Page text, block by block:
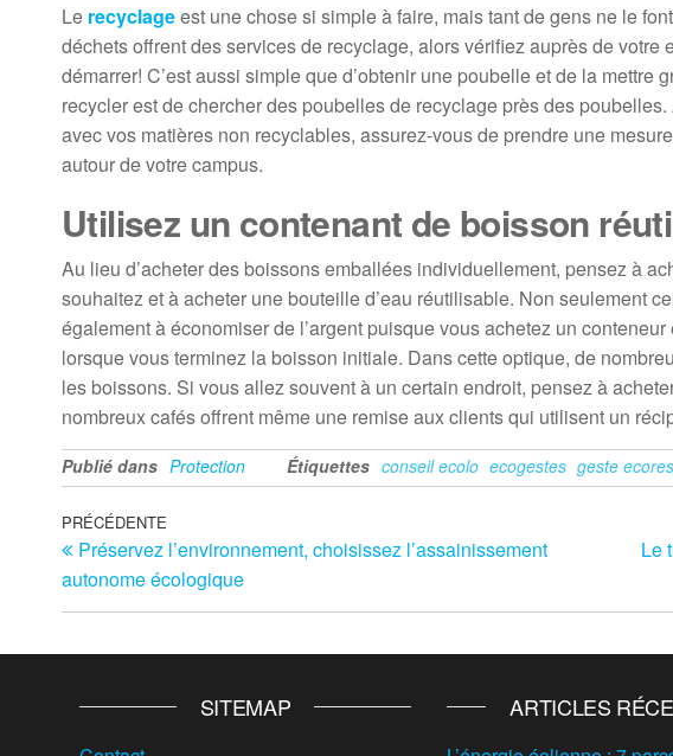
Le recyclageest une chose si simple à faire, mais tant de gens ne le
déchets offrent des services de recyclage, alors vérifiez auprès de
démarrer! C’est aussi simple que d’obtenir une poubelle et de la
recycler est de chercher des poubelles de recyclage près des
avec vos matières non recyclables, assurez-vous de prendre une
autour de votre campus.
Utilisez un contenant de boisson
Au lieu d’acheter des boissons emballées individuellement, pensez à
souhaitez et à acheter une bouteille d’eau réutilisable. Non seulement
également à économiser de l’argent puisque vous achetez un
lorsque vous terminez la boisson initiale. Dans cette optique, de
les boissons. Si vous allez souvent à un certain endroit, pensez à
nombreux cafés offrent même une remise aux clients qui utilisent un
Publié dans Protection Étiquettes conseil ecolo ecogestes geste
Navigation
de
l’article
Article
précédent
PRÉCÉDENTE
Préservez l’environnement, choisissez l’assainissement
autonome écologique
Le
SITEMAP ARTICLES